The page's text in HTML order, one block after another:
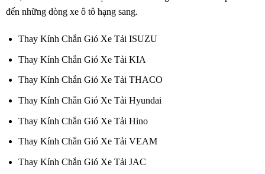
đến những dòng xe ô tô hạng sang.
Thay Kính Chắn Gió Xe Tải ISUZU
Thay Kính Chắn Gió Xe Tải KIA
Thay Kính Chắn Gió Xe Tải THACO
Thay Kính Chắn Gió Xe Tải Hyundai
Thay Kính Chắn Gió Xe Tải Hino
Thay Kính Chắn Gió Xe Tải VEAM
Thay Kính Chắn Gió Xe Tải JAC